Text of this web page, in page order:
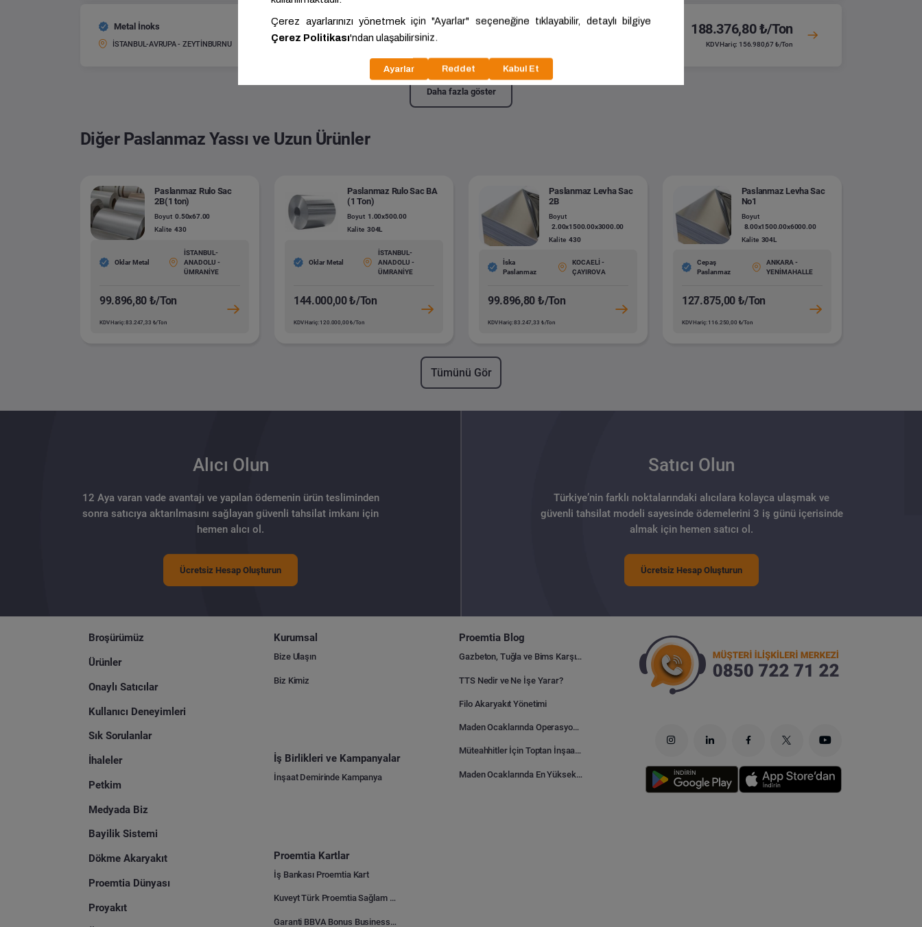
Metal İnoks
İSTANBUL-AVRUPA - ZEYTİNBURNU
Paslanmaz Lama
Boyut:
3.00x30.00x6000.00 Kalite: 304
188.376,80 ₺/Ton
KDV Hariç: 156.980,67 ₺/Ton
Daha fazla göster
Diğer Paslanmaz Yassı ve Uzun Ürünler
Paslanmaz Rulo Sac
2B(1 ton)
Boyut 0.50x67.00
Kalite 430
Oklar Metal
İSTANBUL-
ANADOLU -
ÜMRANİYE
99.896,80 ₺/Ton
KDV Hariç: 83.247,33 ₺/Ton
Paslanmaz Rulo Sac BA
(1 Ton)
Boyut 1.00x500.00
Kalite 304L
Oklar Metal
İSTANBUL-
ANADOLU -
ÜMRANİYE
144.000,00 ₺/Ton
KDV Hariç: 120.000,00 ₺/Ton
Paslanmaz Levha Sac
2B
Boyut
2.00x1500.00x3000.00
Kalite 430
İska
Paslanmaz
KOCAELİ -
ÇAYIROVA
99.896,80 ₺/Ton
KDV Hariç: 83.247,33 ₺/Ton
Paslanmaz Levha Sac
No1
Boyut
8.00x1500.00x6000.00
Kalite 304L
Cepaş
Paslanmaz
ANKARA -
YENİMAHALLE
127.875,00 ₺/Ton
KDV Hariç: 116.250,00 ₺/Ton
Tümünü Gör
Alıcı Olun
12 Aya varan vade avantajı ve yapılan ödemenin ürün tesliminden
sonra satıcıya aktarılmasını sağlayan güvenli tahsilat imkanı için
hemen alıcı ol.
Ücretsiz Hesap Oluşturun
Satıcı Olun
Türkiye’nin farklı noktalarındaki alıcılara kolayca ulaşmak ve
güvenli tahsilat modeli sayesinde ödemelerini 3 iş günü içerisinde
almak için hemen satıcı ol.
Ücretsiz Hesap Oluşturun
Broşürümüz
Ürünler
Onaylı Satıcılar
Kullanıcı Deneyimleri
Sık Sorulanlar
İhaleler
Petkim
Medyada Biz
Bayilik Sistemi
Dökme Akaryakıt
Proemtia Dünyası
Proyakıt
Kurumsal
Bize Ulaşın
Biz Kimiz
İş Birlikleri ve Kampanyalar
İnşaat Demirinde Kampanya
Proemtia Kartlar
İş Bankası Proemtia Kart
Kuveyt Türk Proemtia Sağlam Bayi Kart
Garanti BBVA Bonus Business Proemtia Bayi Kart
Proemtia Blog
Gazbeton, Tuğla ve Bims Karşılaştırması: Hangisi Daha Avantajlı?
TTS Nedir ve Ne İşe Yarar?
Filo Akaryakıt Yönetimi
Maden Ocaklarında Operasyonel Verimlilik Nasıl Arttırılır?
Müteahhitler İçin Toptan İnşaat Malzemesi Satın Alma Rehberi
Maden Ocaklarında En Yüksek Gider Kalemleri Nelerdir?